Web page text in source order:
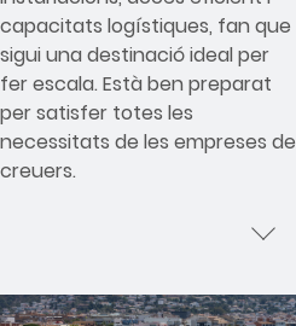
capacitats logístiques, fan que
sigui una destinació ideal per
fer escala. Està ben preparat
per satisfer totes les
necessitats de les empreses de
creuers.